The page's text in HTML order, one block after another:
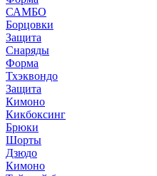
САМБО
Борцовки
Защита
Снаряды
Форма
Тхэквондо
Защита
Кимоно
Кикбоксинг
Брюки
Шорты
Дзюдо
Кимоно